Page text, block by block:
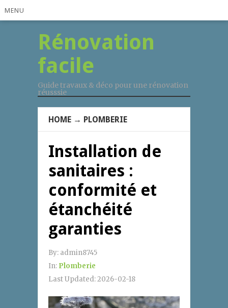
MENU
Rénovation
facile
Guide travaux & déco pour une rénovation
réusssie
HOME → PLOMBERIE
Installation de
sanitaires :
conformité et
étanchéité
garanties
By: admin8745
In: Plomberie
Last Updated:2026-02-18